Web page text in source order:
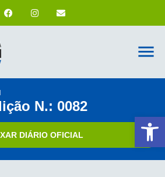
N.: 0082
DIÁRIO OFICIAL